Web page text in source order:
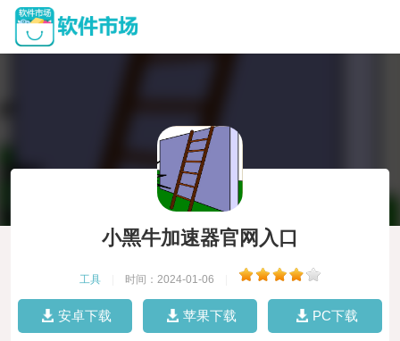
小黑牛加速器官网入口
工具 时间：2024-01-06
安卓下载 苹果下载 PC下载